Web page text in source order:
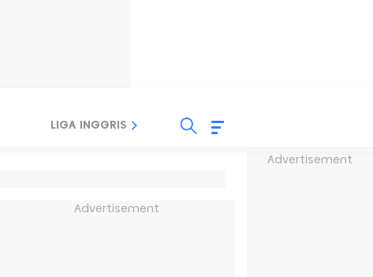
Advertisement
LIGA INGGRIS LIGA ITALIA
Advertisement